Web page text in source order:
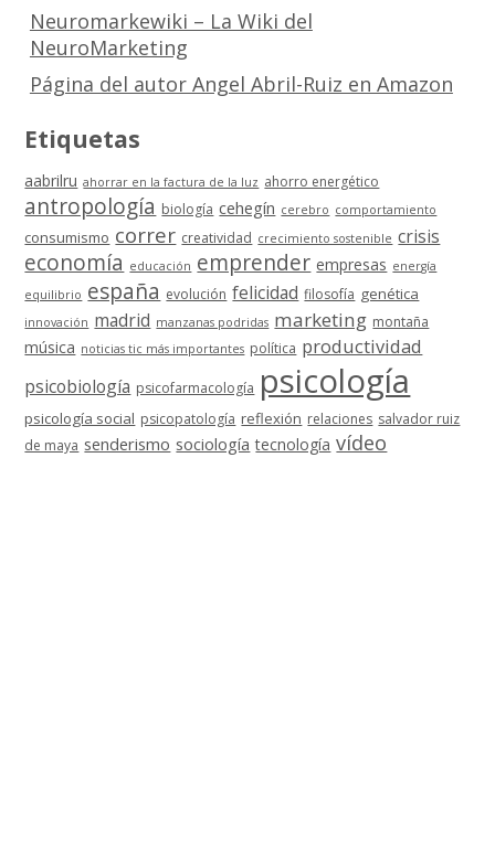
Neuromarkewiki – La Wiki del
NeuroMarketing
Página del autor Angel Abril-Ruiz en Amazon
Etiquetas
aabrilru ahorrar en la factura de la luz ahorro energético
antropología biología cehegín cerebro comportamiento
consumismo correr creatividad crecimiento sostenible crisis
economía educación emprender empresas energía
equilibrio españa evolución felicidad filosofía genética
innovación madrid manzanas podridas marketing montaña
música noticias tic más importantes política productividad
psicobiología psicofarmacología psicología
psicología social psicopatología reflexión relaciones salvador ruiz
de maya senderismo sociología tecnología vídeo